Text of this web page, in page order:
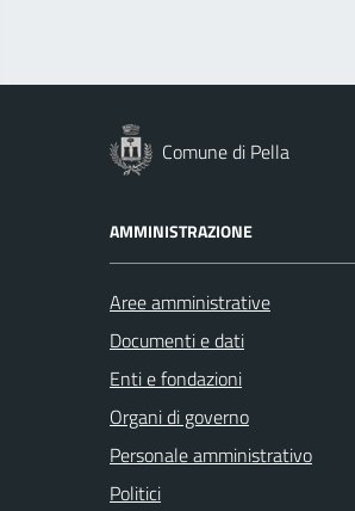
Comune di Pella
AMMINISTRAZIONE
Aree amministrative
Documenti e dati
Enti e fondazioni
Organi di governo
Personale amministrativo
Politici